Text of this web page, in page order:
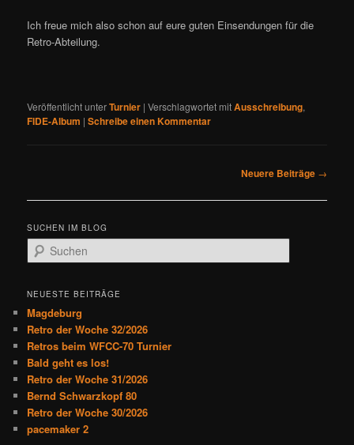
Ich freue mich also schon auf eure guten Einsendungen für die
Retro-Abteilung.
Veröffentlicht unterTurnier |Verschlagwortet mitAusschreibung,
FIDE-Album |Schreibe einen Kommentar
i
r
a
v
i
g
a
t
i
o
Neuere Beiträge →
SUCHEN IM BLOG
u
h
n
NEUESTE BEITRÄGE
Magdeburg
Retro der Woche 32/2026
Retros beim WFCC-70 Turnier
Bald geht es los!
Retro der Woche 31/2026
Bernd Schwarzkopf 80
Retro der Woche 30/2026
pacemaker 2